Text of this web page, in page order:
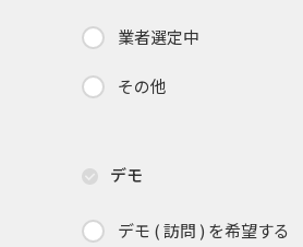
業者選定中
その他
デモ
デモ ( 訪問 ) を希望する